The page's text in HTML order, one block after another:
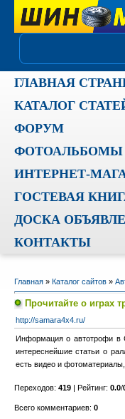
ГЛАВНАЯ
КАТАЛОГ
ФОРУМ
ФОТОАЛЬБОМЫ
ИНТЕРНЕТ-
ГОСТЕВАЯ
ДОСКА
КОНТАКТЫ
Главная» Каталог сайтов»
Прочитайте о играх
http://samara4x4.ru/
Информация о автотрофи в
интереснейшие статьи о
есть видео и
Переходов: 419| Рейтинг: 0.0/
Всего комментариев: 0